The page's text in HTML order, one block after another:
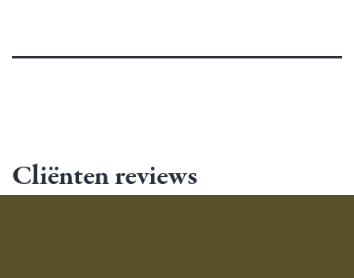
Cliënten reviews